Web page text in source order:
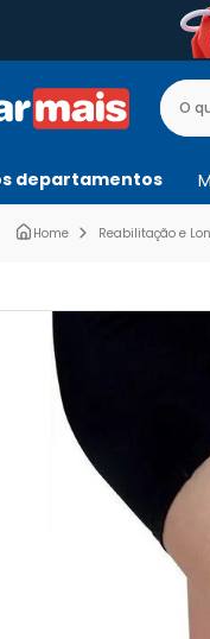
departamentos
Reabilitação e